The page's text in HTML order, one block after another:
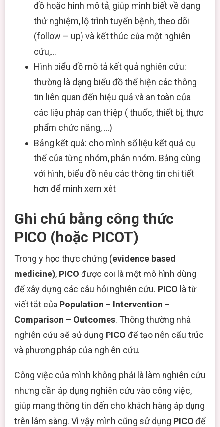
đồ hoặc hình mô tả, giúp mình biết về dạng
thử nghiệm, lộ trình tuyển bệnh, theo dõi
(follow – up) và kết thúc của một nghiên
cứu,…
Hình biểu đồ mô tả kết quả nghiên cứu:
thường là dạng biểu đồ thể hiện các thông
tin liên quan đến hiệu quả và an toàn của
các liệu pháp can thiệp ( thuốc, thiết bị, thực
phẩm chức năng, …)
Bảng kết quả: cho mình số liệu kết quả cụ
thể của từng nhóm, phân nhóm. Bảng cùng
với hình, biểu đồ nêu các thông tin chi tiết
hơn để mình xem xét
Ghi chú bằng công thức
PICO (hoặc PICOT)
Trong y học thực chứng (evidence based
medicine), PICO được coi là một mô hình dùng
để xây dựng các câu hỏi nghiên cứu. PICO là từ
viết tắt của Population – Intervention –
Comparison – Outcomes. Thông thường nhà
nghiên cứu sẽ sử dụng PICO để tạo nên cấu trúc
và phương pháp của nghiên cứu.
Công việc của mình không phải là làm nghiên cứu
nhưng cần áp dụng nghiên cứu vào công việc,
giúp mang thông tin đến cho khách hàng áp dụng
trên lâm sàng. Vì vậy mình cũng sử dụng PICO để